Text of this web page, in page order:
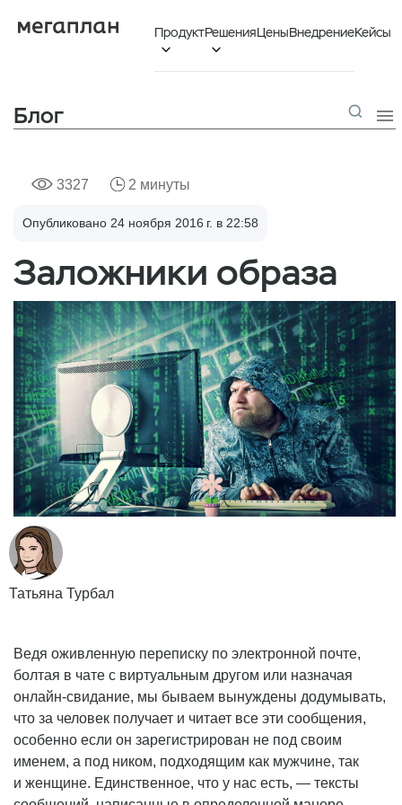
Продукт

Решения

ЦеныВнедрениеКейсы
Блог 
3327 2 минуты
Опубликовано 24 ноября 2016 г. в 22:58
Заложники образа
Ведя оживленную переписку по электронной почте,
болтая в чате с виртуальным другом или назначая
онлайн-свидание, мы бываем вынуждены додумывать,
что за человек получает и читает все эти сообщения,
особенно если он зарегистрирован не под своим
именем, а под ником, подходящим как мужчине, так
и женщине. Единственное, что у нас есть, — тексты
Татьяна Турбал